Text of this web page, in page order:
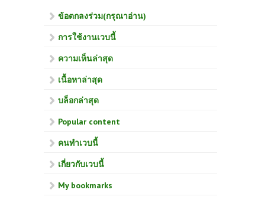
ข้อตกลงร่วม(กรุณาอ่าน)
การใช้งานเวบนี้
ความเห็นล่าสุด
เนื้อหาล่าสุด
บล็อกล่าสุด
Popular content
คนทำเวบนี้
เกี่ยวกับเวบนี้
My bookmarks